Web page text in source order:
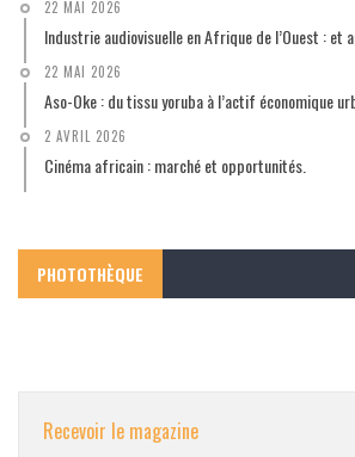
22 MAI 2026
Industrie audiovisuelle en Afrique de l’Ouest : et
22 MAI 2026
Aso-Oke : du tissu yoruba à l’actif économique
2 AVRIL 2026
Cinéma africain : marché et opportunités.
PHOTOTHÈQUE
Recevoir le magazine